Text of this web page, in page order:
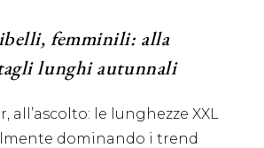
femminili: alla
lunghi autunnali
all’ascolto: le lunghezze XXL
dominando i trend